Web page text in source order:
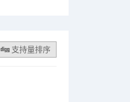
支持量排序